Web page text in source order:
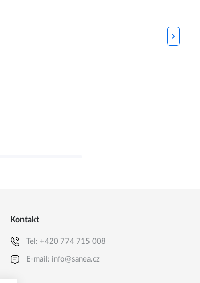
Kontakt
Tel: +420 774 715 008
E-mail: info@sanea.cz